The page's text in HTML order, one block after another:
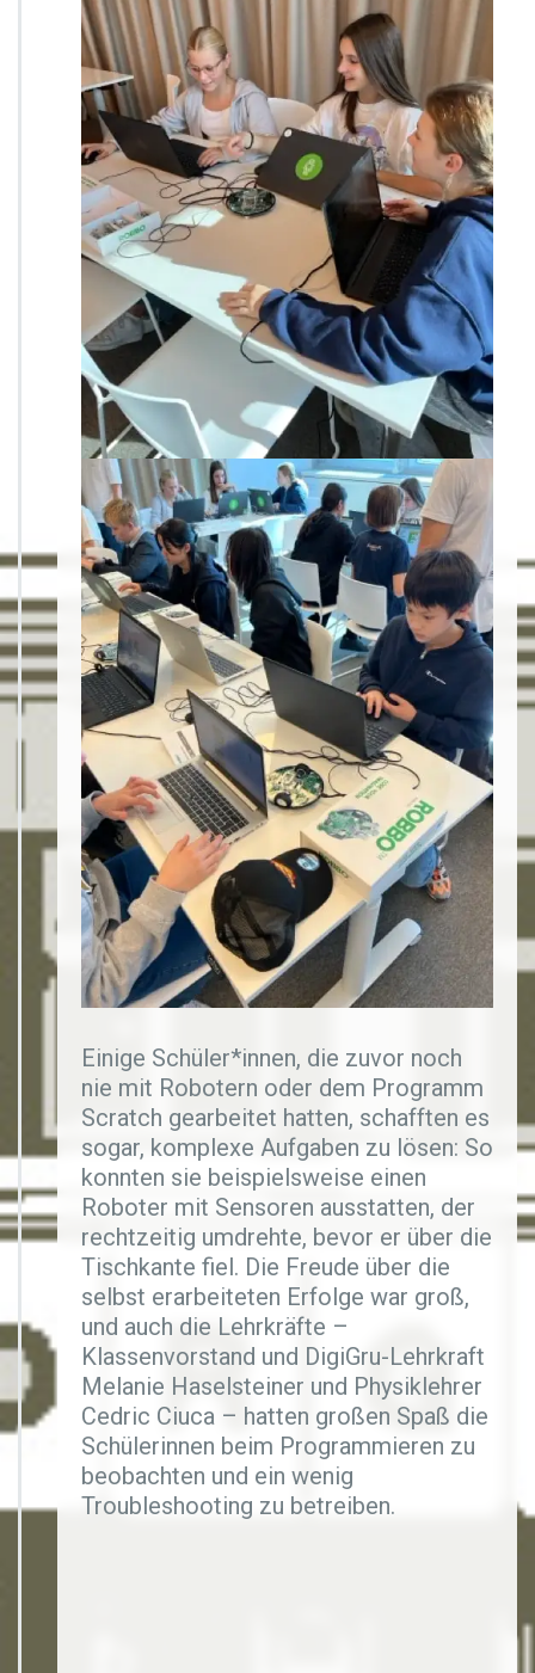
Einige Schüler*innen, die zuvor noch
nie mit Robotern oder dem Programm
Scratch gearbeitet hatten, schafften es
sogar, komplexe Aufgaben zu lösen: So
konnten sie beispielsweise einen
Roboter mit Sensoren ausstatten, der
rechtzeitig umdrehte, bevor er über die
Tischkante fiel. Die Freude über die
selbst erarbeiteten Erfolge war groß,
und auch die Lehrkräfte –
Klassenvorstand und DigiGru-Lehrkraft
Melanie Haselsteiner und Physiklehrer
Cedric Ciuca – hatten großen Spaß die
Schülerinnen beim Programmieren zu
beobachten und ein wenig
Troubleshooting zu betreiben.